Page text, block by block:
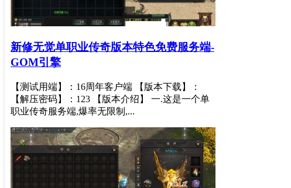
新修无觉单职业传奇版本特色免费服务端-
GOM引擎
【测试用端】：16周年客户端 【版本下载】：
【解压密码】：123 【版本介绍】 一.这是一个单
职业传奇服务端,爆率无限制,...